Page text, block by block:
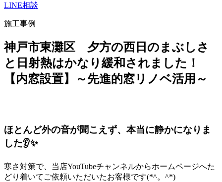
LINE相談
施工事例
神戸市東灘区 夕方の西日のまぶしさ
と日射熱はかなり緩和されました！
【内窓設置】～先進的窓リノベ活用～
ほとんど外の音が聞こえず、本当に静かになりま
した👂✨
寒さ対策で、当店YouTubeチャンネルからホームページへた
どり着いてご依頼いただいたお客様です(*^。^*)